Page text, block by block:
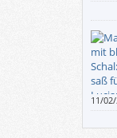
wer
der
11/